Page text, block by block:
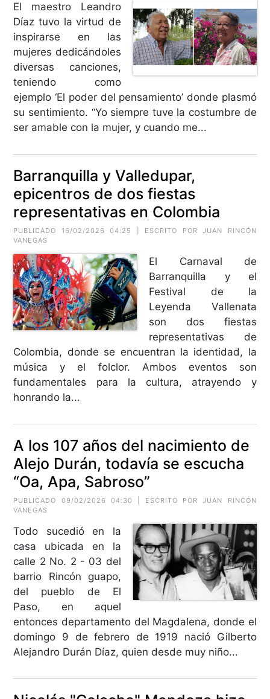
El maestro Leandro
Díaz tuvo la virtud de
inspirarse en las
mujeres dedicándoles
diversas canciones,
teniendo como
ejemplo ‘El poder del pensamiento’ donde plasmó
su sentimiento. “Yo siempre tuve la costumbre de
ser amable con la mujer, y cuando me...
Barranquilla y Valledupar,
epicentros de dos fiestas
representativas en Colombia
PUBLICADO 16/02/2026 04:25 | ESCRITO POR JUAN RINCÓN
VANEGAS
El Carnaval de
Barranquilla y el
Festival de la
Leyenda Vallenata
son dos fiestas
representativas de
Colombia, donde se encuentran la identidad, la
música y el folclor. Ambos eventos son
fundamentales para la cultura, atrayendo y
honrando la...
A los 107 años del nacimiento de
Alejo Durán, todavía se escucha
“Oa, Apa, Sabroso”
PUBLICADO 09/02/2026 04:30 | ESCRITO POR JUAN RINCÓN
VANEGAS
Todo sucedió en la
casa ubicada en la
calle 2 No. 2 - 03 del
barrio Rincón guapo,
del pueblo de El
Paso, en aquel
entonces departamento del Magdalena, donde el
domingo 9 de febrero de 1919 nació Gilberto
Alejandro Durán Díaz, quien desde muy niño...